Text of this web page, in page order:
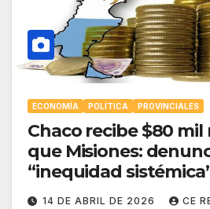
ECONOMÍA POLÍTICA PROVINCIALES
Chaco recibe $80
que Misiones:
“inequidad
coparticipación
14 DE ABRIL DE 2026 CE